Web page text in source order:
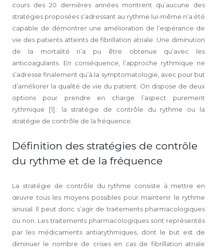
cours des 20 dernières années montrent qu’aucune des
stratégies proposées s’adressant au rythme lui-même n’a été
capable de démontrer une amélioration de l’espérance de
vie des patients atteints de fibrillation atriale. Une diminution
de la mortalité n’a pu être obtenue qu’avec les
anticoagulants. En conséquence, l’approche rythmique ne
s’adresse finalement qu’à la symptomatologie, avec pour but
d’améliorer la qualité de vie du patient. On dispose de deux
options pour prendre en charge l’aspect purement
rythmique [1] : la stratégie de contrôle du rythme ou la
stratégie de contrôle de la fréquence.
Définition des stratégies de contrôle
du rythme et de la fréquence
La stratégie de contrôle du rythme consiste à mettre en
œuvre tous les moyens possibles pour maintenir le rythme
sinusal. Il peut donc s’agir de traitements pharmacologiques
ou non. Les traitements pharmacologiques sont représentés
par les médicaments antiarythmiques, dont le but est de
diminuer le nombre de crises en cas de fibrillation atriale